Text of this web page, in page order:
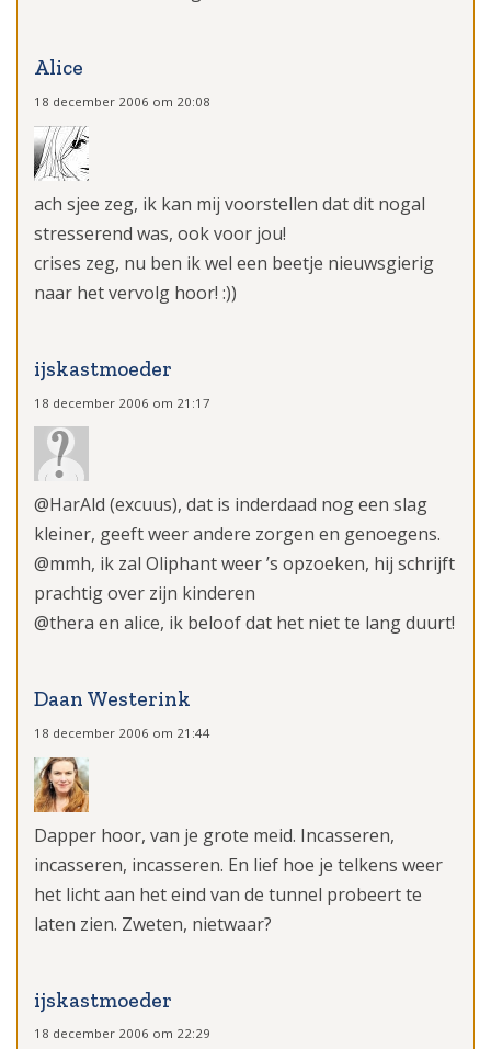
Alice
18 december 2006 om 20:08
ach sjee zeg, ik kan mij voorstellen dat dit nogal
stresserend was, ook voor jou!
crises zeg, nu ben ik wel een beetje nieuwsgierig
naar het vervolg hoor! :))
ijskastmoeder
18 december 2006 om 21:17
@HarAld (excuus), dat is inderdaad nog een slag
kleiner, geeft weer andere zorgen en genoegens.
@mmh, ik zal Oliphant weer ’s opzoeken, hij schrijft
prachtig over zijn kinderen
@thera en alice, ik beloof dat het niet te lang duurt!
Daan Westerink
18 december 2006 om 21:44
Dapper hoor, van je grote meid. Incasseren,
incasseren, incasseren. En lief hoe je telkens weer
het licht aan het eind van de tunnel probeert te
laten zien. Zweten, nietwaar?
ijskastmoeder
18 december 2006 om 22:29